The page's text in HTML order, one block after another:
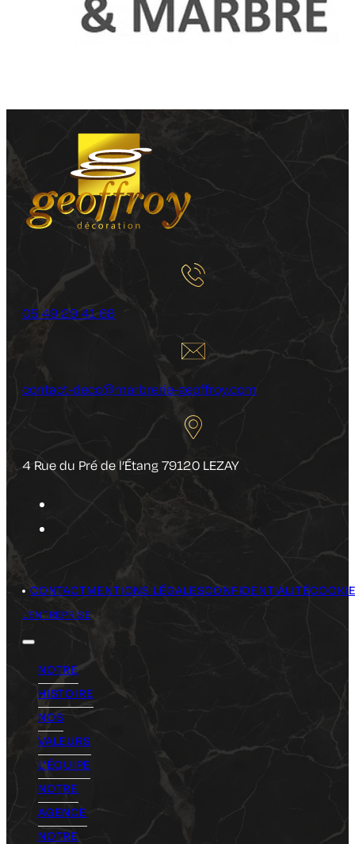
05 49 29 41 68
contact-deco@marbrerie-geoffroy.com
4 Rue du Pré de l’Étang 79120 LEZAY
L'ENTREPRISE
NOTRE
HISTOIRE
NOS
VALEURS
L'ÉQUIPE
NOTRE
AGENCE
NOTRE
CONTACTMENTIONS LÉGALESCONFIDENTIALITÉ